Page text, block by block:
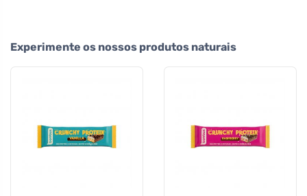
Experimente os nossos produtos naturais